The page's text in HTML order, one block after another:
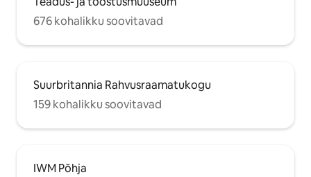
676 kohalikku soovitavad
Suurbritannia Rahvusraamatukogu
159 kohalikku soovitavad
IWM Põhja